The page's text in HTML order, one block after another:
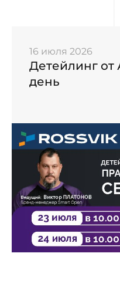
16 июля 2026
Детейлинг от
день